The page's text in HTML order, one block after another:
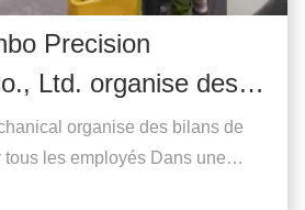
Precision
Ltd. organise des
complets pour
organise des bilans de
les employés Dans une
de son engagement envers le